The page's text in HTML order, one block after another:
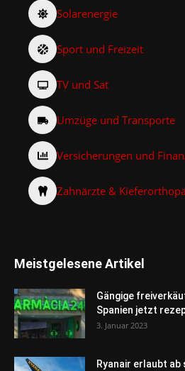
Solarenergie
Sport und Freizeit
TV und Sat
Umzüge und Transporte
Versicherungen und
Zahnärzte &
Meistgelesene Artikel
Gängige
Spanien jetzt
3. Januar 2023
Ryanair erlaubt